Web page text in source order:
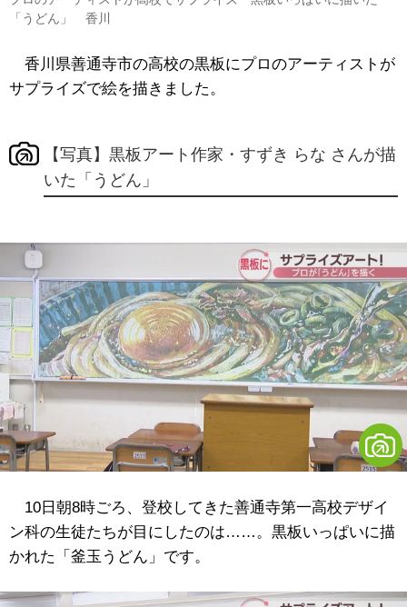
「うどん」 香川
香川県善通寺市の高校の黒板にプロのアーティストが
サプライズで絵を描きました。
【写真】黒板アート作家・すずき らな さんが描
いた「うどん」
10日朝8時ごろ、登校してきた善通寺第一高校デザイ
ン科の生徒たちが目にしたのは……。黒板いっぱいに描
かれた「釜玉うどん」です。